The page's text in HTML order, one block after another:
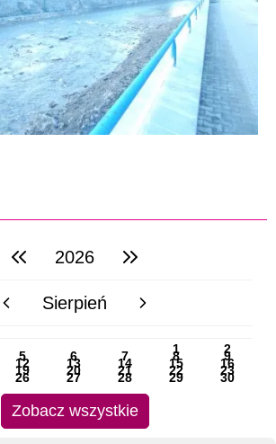
poprzedni rok2026 następny rok
poprzedni miesiącSierpień następny miesiąc
1 2
5 6 7 8 9
12 13 14 15 16
19 20 21 22 23
26 27 28 29 30
Zobacz wszystkie